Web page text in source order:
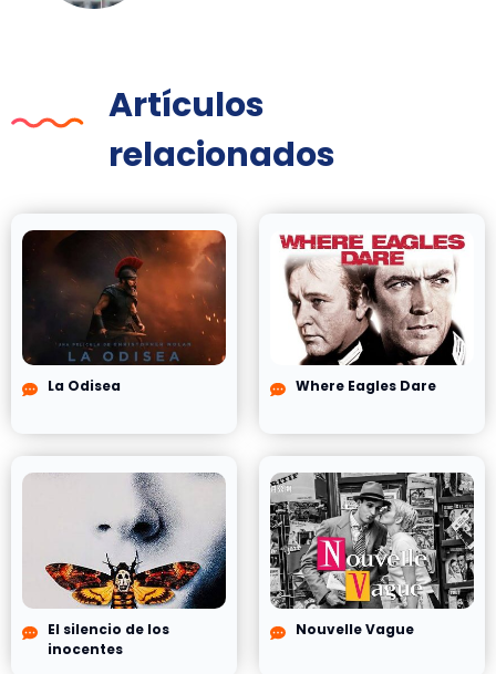
Artículos
relacionados
La Odisea Where Eagles Dare
El silencio de los
inocentes
Nouvelle Vague